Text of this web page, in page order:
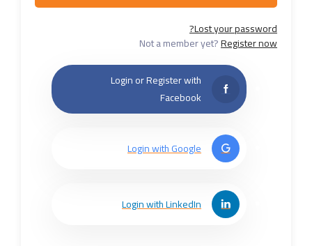
Lost your password?
Not a member yet?Register now
Login or Register with
Facebook
Login with Google
Login with LinkedIn